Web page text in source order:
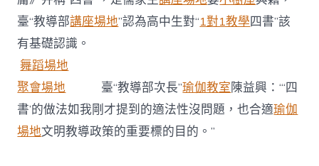
臺“教導部講座場地”認為高中生對“1對1教學四書”該
有基礎認識。
舞蹈場地
聚會場地 臺“教導部次長”瑜伽教室陳益興：“‘四
書’的做法如我剛才提到的適法性沒問題，也合適瑜伽
場地文明教導政策的重要標的目的。”